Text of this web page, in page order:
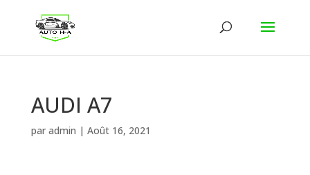
AUDI A7
par admin | Août 16, 2021